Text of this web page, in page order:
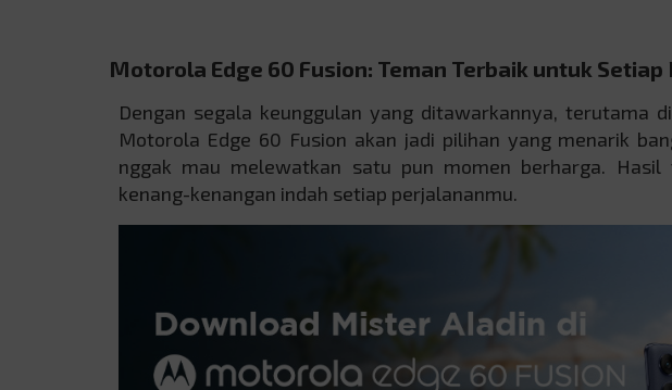
Motorola Edge 60 Fusion: Teman Terbaik untuk
Dengan segala keunggulan yang ditawarkannya, terutama
Motorola Edge 60 Fusion akan jadi pilihan yang menarik
nggak mau melewatkan satu pun momen berharga.
kenang-kenangan indah setiap perjalananmu.